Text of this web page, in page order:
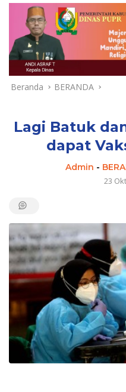
Beranda BERANDA
Lagi Batuk
dapat
Admin -
23